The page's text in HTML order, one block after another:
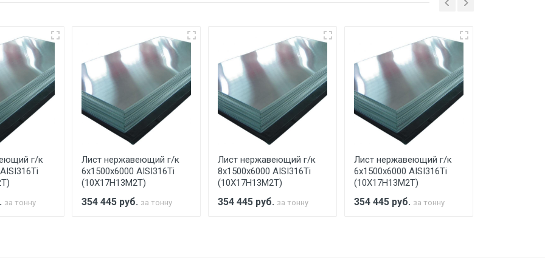
Центральный проезд 27. Погрузка производится только в открытую машину. Ручная
в размере, установленном поставщиком.
обязан обеспечить подъезные пути для разгружаемого а/м. На разгрузку автомобиля
индивидуально.
г/к
за тонну
Лист нержавеющий г/к
6х1500х6000 AISI316Ti
(10Х17Н13М2Т)
354 445 руб. за тонну
Лист нержавеющий г/к
8х1500х6000 AISI316Ti
(10Х17Н13М2Т)
354 445 руб. за тонну
Лист нержавеющий г/к
6х1500х6000 AISI316Ti
(10Х17Н13М2Т)
354 445 руб. за тонну